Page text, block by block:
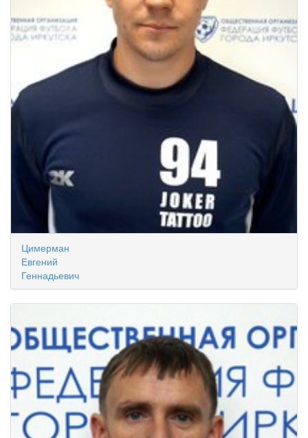
Цимерман
Евгений
Геннадьевич